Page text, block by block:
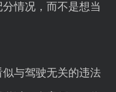
情况，而不是想当
与驾驶无关的违法